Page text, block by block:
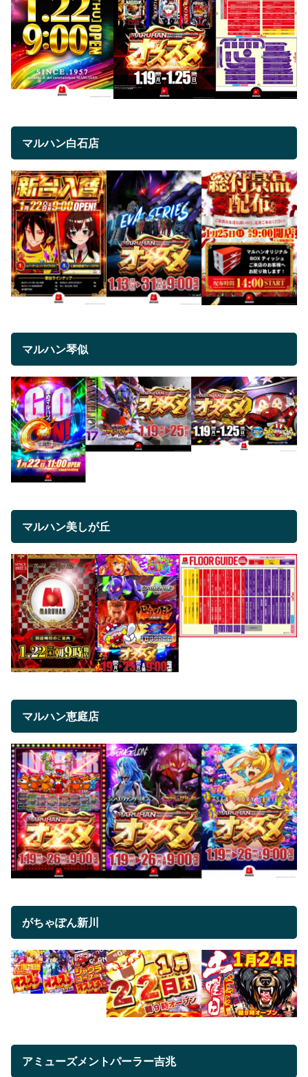
マルハン白石店
マルハン琴似
マルハン美しが丘
マルハン恵庭店
がちゃぽん新川
アミューズメントパーラー吉兆